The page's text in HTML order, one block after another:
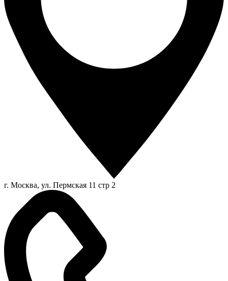
г. Москва, ул. Пермская 11 стр 2